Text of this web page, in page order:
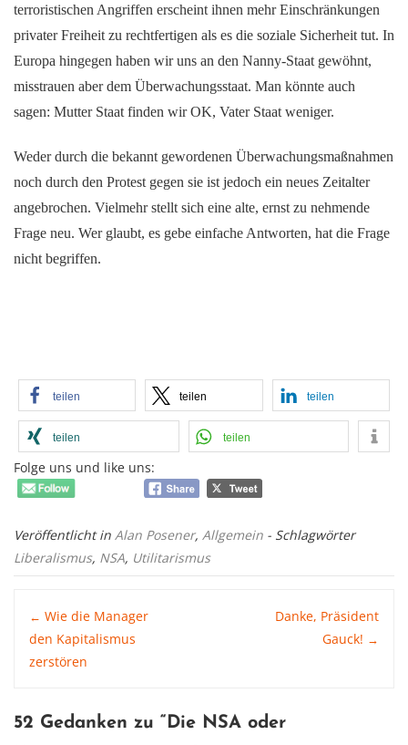
terroristischen Angriffen erscheint ihnen mehr Einschränkungen
privater Freiheit zu rechtfertigen als es die soziale Sicherheit tut. In
Europa hingegen haben wir uns an den Nanny-Staat gewöhnt,
misstrauen aber dem Überwachungsstaat. Man könnte auch
sagen: Mutter Staat finden wir OK, Vater Staat weniger.
Weder durch die bekannt gewordenen Überwachungsmaßnahmen
noch durch den Protest gegen sie ist jedoch ein neues Zeitalter
angebrochen. Vielmehr stellt sich eine alte, ernst zu nehmende
Frage neu. Wer glaubt, es gebe einfache Antworten, hat die Frage
nicht begriffen.
teilen teilen teilen
teilen teilen
Folge uns und like uns:
Veröffentlicht in Alan Posener, Allgemein - Schlagwörter
Liberalismus, NSA, Utilitarismus
Post
navigation
← Wie die Manager
den Kapitalismus
zerstören
Danke, Präsident
Gauck! →
52 Gedanken zu “ Die NSA oder